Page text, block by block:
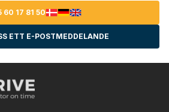
60 17 81 50
ETT E-POSTMEDDELANDE